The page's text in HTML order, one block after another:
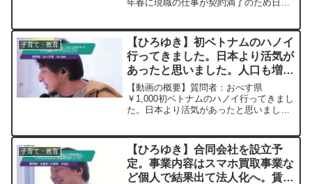
ろゆき切り抜き 20230919
年春に現職の仕事が契約満了のため日本
進学するか現職の経験を活かして日本で
働くかで迷っ...
子育て・教育
【ひろゆき】初ベトナムのハノイ
行ってきました。日本より活気が
あったと思いました。人口も増え
ていてこれからベトナム発展しそ
う。どうなんでしょう？ー ひろ
ゆき切り抜き 20250221
【動画の概要】質問者：おべす県
￥1,000初ベトナムのハノイ行ってきまし
た。日本より活気があったと思いまし
画：「雪は静かに降る」 INTRAMUROS
J00 ひ...
子育て・教育
【ひろゆき】合同会社を設立予
定。事業内容はスマホ買取事業な
ど個人で結果出て法人化へ。賃貸